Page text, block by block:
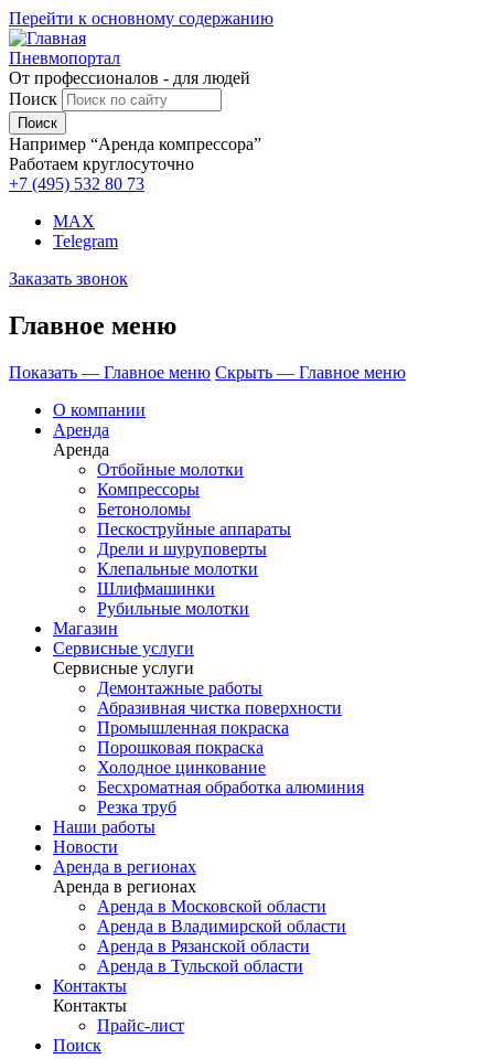
Перейти к основному содержанию
Пневмопортал
От профессионалов - для людей
Поиск
Например “Аренда компрессора”
Работаем круглосуточно
+7 (495) 532 80 73
MAX
Telegram
Заказать звонок
Главное меню
Показать — Главное меню Скрыть — Главное меню
О компании
Аренда
Аренда
Отбойные молотки
Компрессоры
Бетоноломы
Пескоструйные аппараты
Дрели и шуруповерты
Клепальные молотки
Шлифмашинки
Рубильные молотки
Магазин
Сервисные услуги
Сервисные услуги
Демонтажные работы
Абразивная чистка поверхности
Промышленная покраска
Порошковая покраска
Холодное цинкование
Бесхроматная обработка алюминия
Резка труб
Наши работы
Новости
Аренда в регионах
Аренда в регионах
Аренда в Московской области
Аренда в Владимирской области
Аренда в Рязанской области
Аренда в Тульской области
Контакты
Контакты
Прайс-лист
Поиск